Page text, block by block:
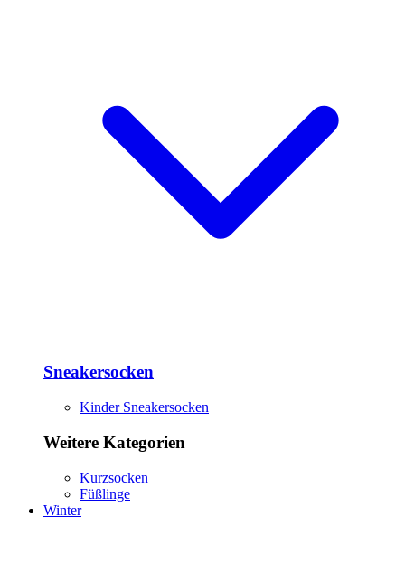
Sneakersocken
Kinder Sneakersocken
Weitere Kategorien
Kurzsocken
Füßlinge
Winter